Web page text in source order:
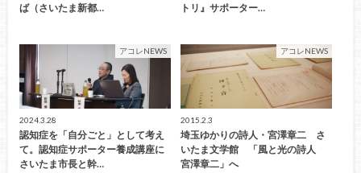
ば（さいたま新都…
トリ』サポーター…
アコレNEWS
2024.3.28
認知症を「自分ごと」として考え
て。認知症サポーター養成講座に
さいたま市長と幹…
アコレNEWS
2015.2.3
埼玉ゆかりの詩人・宮澤章二 さ
いたま文学館 「風と光の詩人
宮澤章二」へ